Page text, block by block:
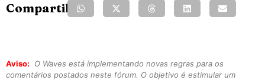
Compartilhe:
Aviso:
O Waves está implementando novas regras para os
comentários postados neste fórum. O objetivo é estimular um